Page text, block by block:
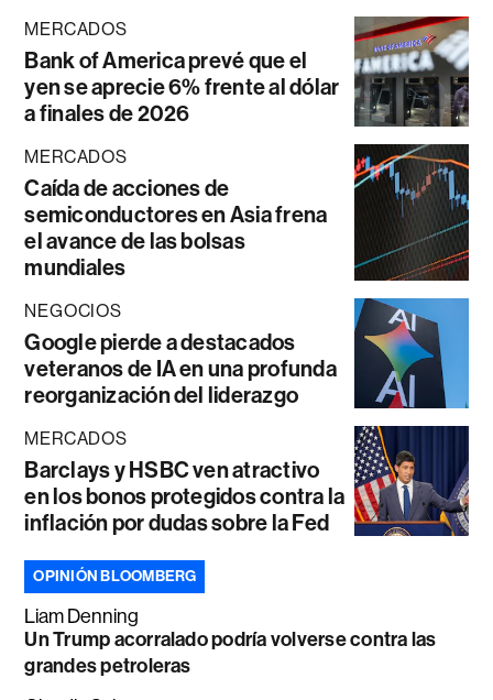
MERCADOS
Bank of America prevé que el
yen se aprecie 6% frente al dólar
a finales de 2026
MERCADOS
Caída de acciones de
semiconductores en Asia frena
el avance de las bolsas
mundiales
NEGOCIOS
Google pierde a destacados
veteranos de IA en una profunda
reorganización del liderazgo
MERCADOS
Barclays y HSBC ven atractivo
en los bonos protegidos contra la
inflación por dudas sobre la Fed
OPINIÓN BLOOMBERG
Liam Denning
Un Trump acorralado podría volverse contra las
grandes petroleras